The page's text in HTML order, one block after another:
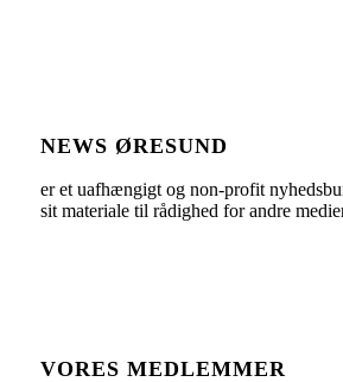
NEWS ØRESUND
er et uafhængigt og non-profit
sit materiale til rådighed for andre
VORES MEDLEMMER